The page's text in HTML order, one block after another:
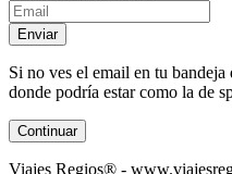
Enviar
Si no ves el email en tu bandeja
donde podría estar como la de
Continuar
Viajes Regios® -